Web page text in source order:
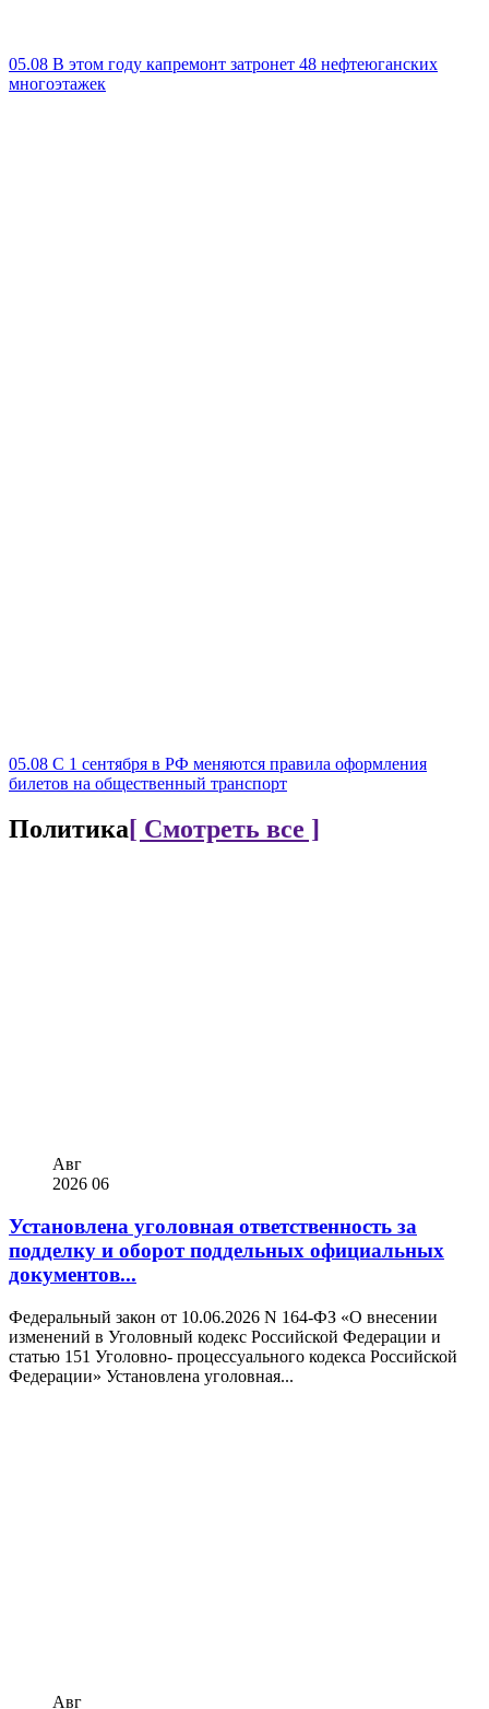
05.08 В этом году капремонт затронет 48 нефтеюганских
многоэтажек
05.08 С 1 сентября в РФ меняются правила оформления
билетов на общественный транспорт
Политика[ Смотреть все ]
Авг
2026 06
Установлена уголовная ответственность за
подделку и оборот поддельных официальных
документов...
Федеральный закон от 10.06.2026 N 164-ФЗ «О внесении
изменений в Уголовный кодекс Российской Федерации и
статью 151 Уголовно- процессуального кодекса Российской
Федерации» Установлена уголовная...
Авг